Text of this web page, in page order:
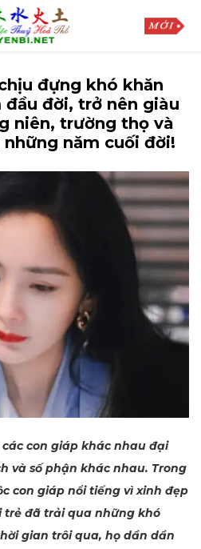
đựng khó khăn
đời, trở nên giàu
niên, trường thọ và
năm cuối đời!
con giáp khác nhau đại
và số phận khác nhau. Trong
con giáp nổi tiếng vì xinh đẹp
trẻ đã trải qua những khó
gian trôi qua, họ dần dần